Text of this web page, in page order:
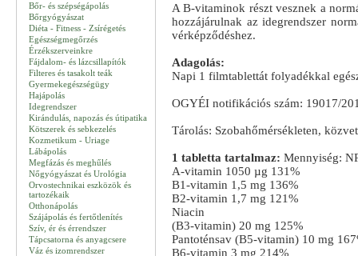
Bőr- és szépségápolás
Bőrgyógyászat
Diéta - Fitness - Zsírégetés
Egészségmegőrzés
Érzékszerveinkre
Fájdalom- és lázcsillapítók
Filteres és tasakolt teák
Gyermekegészségügy
Hajápolás
Idegrendszer
Kirándulás, napozás és útipatika
Kötszerek és sebkezelés
Kozmetikum - Uriage
Lábápolás
Megfázás és meghűlés
Nőgyógyászat és Urológia
Orvostechnikai eszközök és
tartozékaik
Otthonápolás
Szájápolás és fertőtlenítés
Szív, ér és érrendszer
Tápcsatorna és anyagcsere
Váz és izomrendszer
A B-vitaminok részt vesznek a
hozzájárulnak az idegrendszer
vérképződéshez.
Adagolás:
Napi 1 filmtablettát folyadékkal
OGYÉI notifikációs szám: 19017/
Tárolás: Szobahőmérsékleten,
1 tabletta tartalmaz: Mennyiség:
A-vitamin 1050 µg 131%
B1-vitamin 1,5 mg 136%
B2-vitamin 1,7 mg 121%
Niacin
(B3-vitamin) 20 mg 125%
Pantoténsav (B5-vitamin) 10 mg
B6-vitamin 3 mg 214%